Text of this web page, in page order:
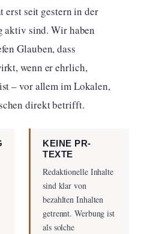
erst seit gestern in der
aktiv sind. Wir haben
Glauben, dass
wenn er ehrlich,
– vor allem im Lokalen,
direkt betrifft.
KEINE PR-
TEXTE
Redaktionelle Inhalte
sind klar von
bezahlten Inhalten
getrennt. Werbung ist
als solche